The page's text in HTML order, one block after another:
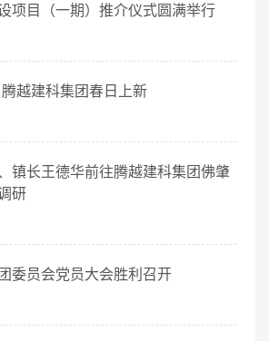
项目（一期）推介仪式圆满举行
越建科集团春日上新
镇长王德华前往腾越建科集团佛肇
研
委员会党员大会胜利召开